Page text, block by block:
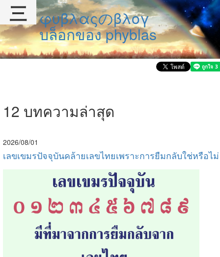
φυβλαςのβλογ
บล็อกของ phyblas
12 บทความล่าสุด
2026/08/01
เลขเขมรปัจจุบันคล้ายเลขไทยเพราะการยืมกลับใช่หรือไม่
三